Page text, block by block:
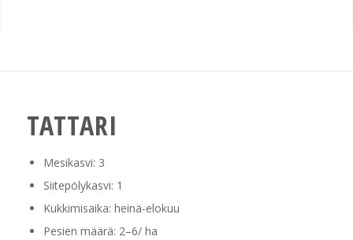
TATTARI
Mesikasvi: 3
Siitepölykasvi: 1
Kukkimisaika: heinä-elokuu
Pesien määrä: 2–6/ ha